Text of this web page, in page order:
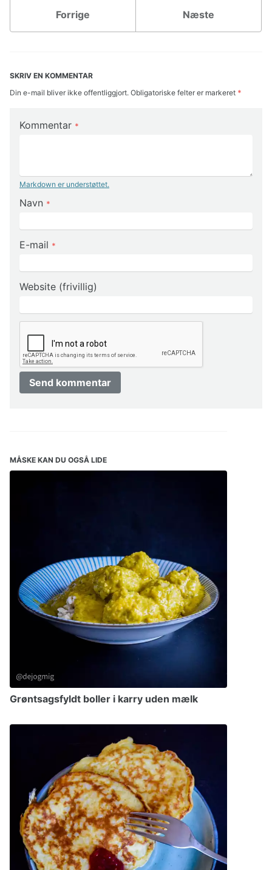
Forrige Næste
SKRIV EN KOMMENTAR
Din e-mail bliver ikke offentliggjort. Obligatoriske felter er markeret *
Kommentar *
Markdown er understøttet.
Navn *
E-mail *
Website (frivillig)
Send kommentar
MÅSKE KAN DU OGSÅ LIDE
Grøntsagsfyldt boller i karry uden mælk